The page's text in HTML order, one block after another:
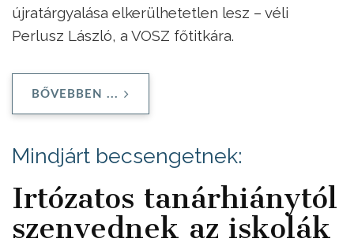
újratárgyalása elkerülhetetlen lesz – véli
Perlusz László, a VOSZ főtitkára.
BŐVEBBEN ...
Mindjárt becsengetnek:
Irtózatos tanárhiánytól
szenvednek az iskolák